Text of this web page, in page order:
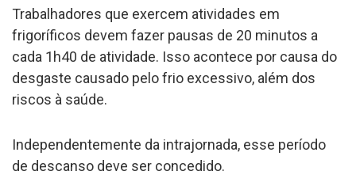
Trabalhadores que exercem atividades em
frigoríficos devem fazer pausas de 20 minutos a
cada 1h40 de atividade. Isso acontece por causa do
desgaste causado pelo frio excessivo, além dos
riscos à saúde.
Independentemente da intrajornada, esse período
de descanso deve ser concedido.